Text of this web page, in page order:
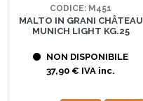
CODICE: M451
MALTO IN GRANI CHÂTEAU
MUNICH LIGHT KG.25
NON DISPONIBILE
37,90 € IVA inc.